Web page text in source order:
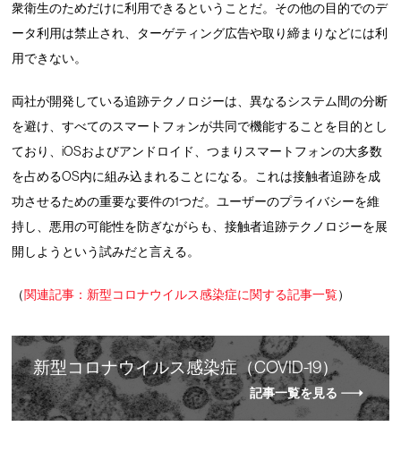
衆衛生のためだけに利用できるということだ。その他の目的でのデ
ータ利用は禁止され、ターゲティング広告や取り締まりなどには利
用できない。
両社が開発している追跡テクノロジーは、異なるシステム間の分断
を避け、すべてのスマートフォンが共同で機能することを目的とし
ており、iOSおよびアンドロイド、つまりスマートフォンの大多数
を占めるOS内に組み込まれることになる。これは接触者追跡を成
功させるための重要な要件の1つだ。ユーザーのプライバシーを維
持し、悪用の可能性を防ぎながらも、接触者追跡テクノロジーを展
開しようという試みだと言える。
（関連記事：新型コロナウイルス感染症に関する記事一覧）
新型 コロナウイルス感染症（COVID-19）
記事一覧を見る